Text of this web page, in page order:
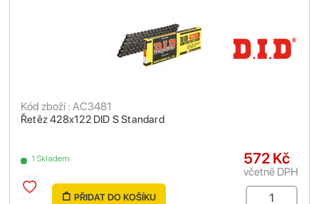
Řetěz 428x122 DID S Standard
Kód zboží : AC3481
1 Skladem 572 Kč
včetně DPH
PŘIDAT DO KOŠÍKU